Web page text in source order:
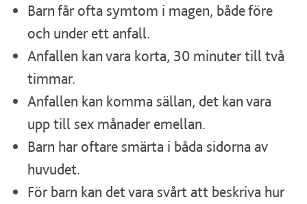
Barn får ofta symtom i magen, både före
och under ett anfall.
Anfallen kan vara korta, 30 minuter till två
timmar.
Anfallen kan komma sällan, det kan vara
upp till sex månader emellan.
Barn har oftare smärta i båda sidorna av
huvudet.
För barn kan det vara svårt att beskriva hur